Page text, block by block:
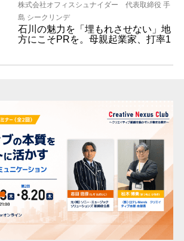
株式会社オフィスシュナイダー 代表取締役 手
島 シークリンデ
石川の魅力を「埋もれさせない」地
方にこそPRを。母親起業家、打率1